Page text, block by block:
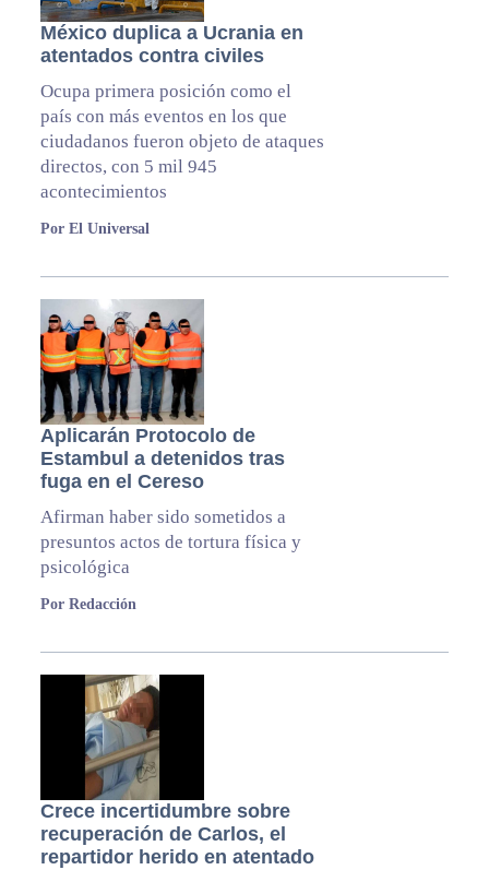
México duplica a Ucrania en
atentados contra civiles
Ocupa primera posición como el
país con más eventos en los que
ciudadanos fueron objeto de ataques
directos, con 5 mil 945
acontecimientos
Por El Universal
Aplicarán Protocolo de
Estambul a detenidos tras
fuga en el Cereso
Afirman haber sido sometidos a
presuntos actos de tortura física y
psicológica
Por Redacción
Crece incertidumbre sobre
recuperación de Carlos, el
repartidor herido en atentado